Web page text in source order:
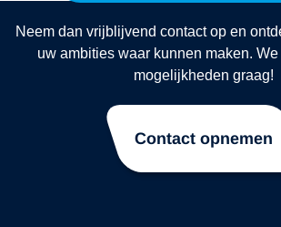
Neem dan vrijblijvend contact op en
uw ambities waar kunnen maken.
mogelijkheden graag!
Contact opnemen